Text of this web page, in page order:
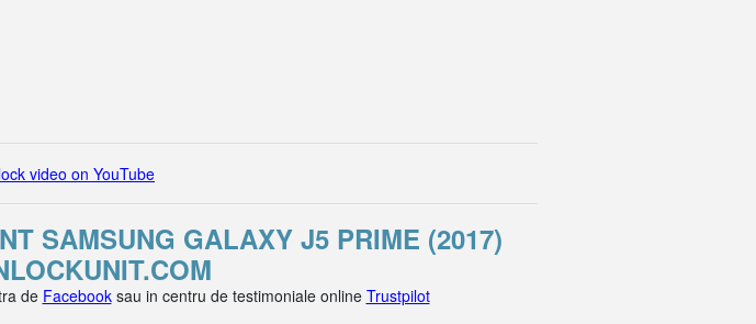
video on YouTube
SAMSUNG GALAXY J5 PRIME (2017)
de Facebooksau in centru de testimoniale online Trustpilot